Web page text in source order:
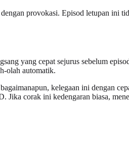
provokasi. Episod letupan ini
yang cepat sejurus sebelum
olah automatik.
kelegaan ini dengan
Jika corak ini kedengaran biasa,